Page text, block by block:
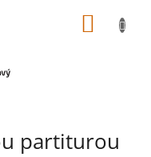
partiturou